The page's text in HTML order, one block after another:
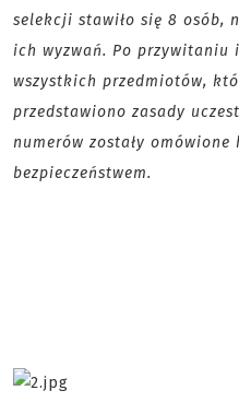
selekcji stawiło się 8 osób,
ich wyzwań. Po przywitaniu
wszystkich przedmiotów,
przedstawiono zasady
numerów zostały omówione
bezpieczeństwem.